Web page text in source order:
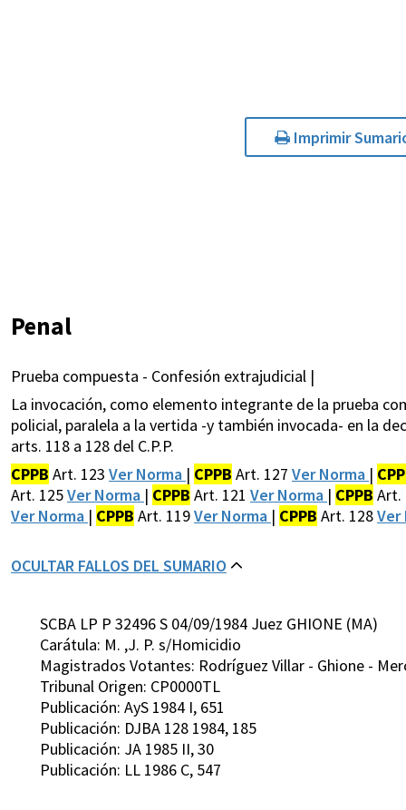
Imprimir
Penal
Prueba compuesta - Confesión extrajudicial |
La invocación, como elemento integrante de la prueba
policial, paralela a la vertida -y también invocada- en la
arts. 118 a 128 del C.P.P.
CPPB Art. 123 Ver Norma | CPPB Art. 127 Ver Norma |
Art. 125Ver Norma | CPPB Art. 121 Ver Norma | CPPB Art.
Ver Norma | CPPB Art. 119Ver Norma | CPPB Art. 128Ver
OCULTAR FALLOS DEL SUMARIO
SCBA LP P 32496 S 04/09/1984 Juez GHIONE (MA)
Carátula: M. ,J. P. s/Homicidio
Magistrados Votantes: Rodríguez Villar - Ghione -
Tribunal Origen: CP0000TL
Publicación: AyS 1984 I, 651
Publicación: DJBA 128 1984, 185
Publicación: JA 1985 II, 30
Publicación: LL 1986 C, 547